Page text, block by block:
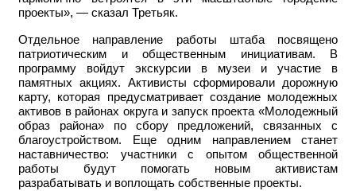
проекты», — сказал Третьяк.
Отдельное направление работы штаба посвящено
патриотическим и общественным инициативам. В
программу войдут экскурсии в музеи и участие в
памятных акциях. Активисты сформировали дорожную
карту, которая предусматривает создание молодежных
активов в районах округа и запуск проекта «Молодежный
образ района» по сбору предложений, связанных с
благоустройством. Еще одним направлением станет
наставничество: участники с опытом общественной
работы будут помогать новым активистам
разрабатывать и воплощать собственные проекты.